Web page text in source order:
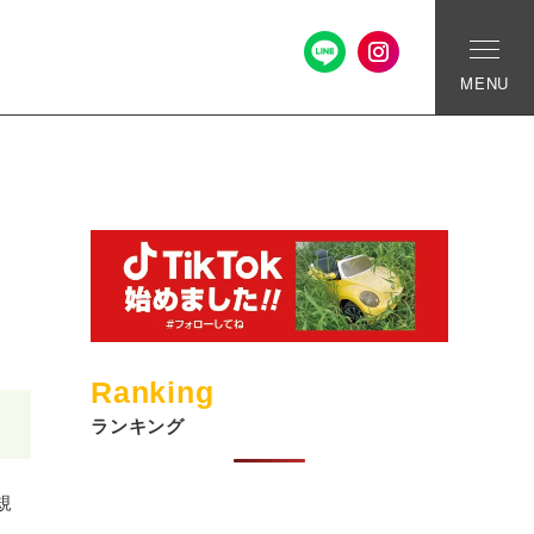
MENU
Ranking
ランキング